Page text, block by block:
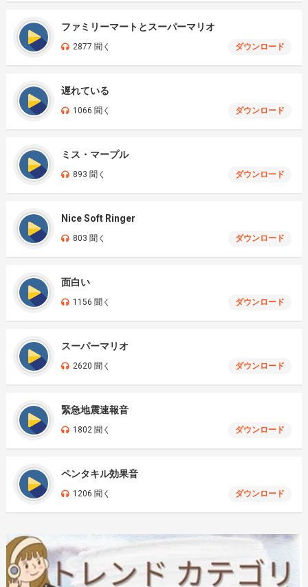
ファミリーマートとスーパーマリオ
2877 聞く ダウンロード
遅れている
1066 聞く ダウンロード
ミス・マープル
893 聞く ダウンロード
Nice Soft Ringer
803 聞く ダウンロード
面白い
1156 聞く ダウンロード
スーパーマリオ
2620 聞く ダウンロード
緊急地震速報音
1802 聞く ダウンロード
ペンタキル効果音
1206 聞く ダウンロード